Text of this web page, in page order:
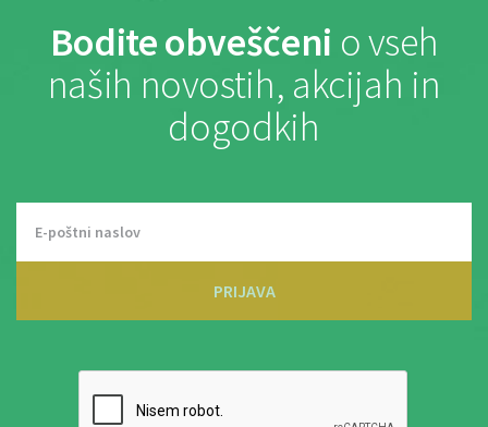
Bodite obveščeni o vseh
naših novostih, akcijah in
dogodkih
PRIJAVA